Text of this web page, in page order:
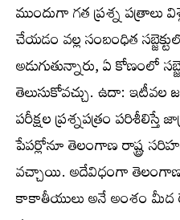
ముందుగా గత ప్రశ్న పత్రాలు
చేయడం వల్ల సంబంధిత
అడుగుతున్నారు, ఏ కోణంలో
తెలుసుకోవచ్చు. ఉదా: ఇటీవల
పరీక్షల ప్రశ్నపత్రం పరిశీలిస్తే
పేపర్లోనూ తెలంగాణ రాష్ట్ర
వచ్చాయి. అదేవిధంగా తెలంగాణ
కాకాతీయులు అనే అంశం మీద